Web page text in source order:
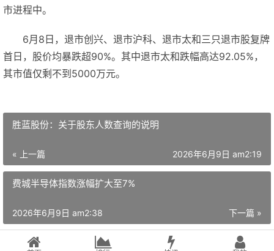
市进程中。
6月8日，退市创兴、退市沪科、退市太和三只退市股复牌
首日，股价均暴跌超90%。其中退市太和跌幅高达92.05%，
其市值仅剩不到5000万元。
胜蓝股份：关于股东人数查询的说明
« 上一篇 2026年6月9日 am2:19
费城半导体指数涨幅扩大至7%
下一篇 »
2026年6月9日 am2:38